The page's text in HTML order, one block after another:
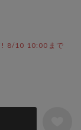
8/10 10:00まで